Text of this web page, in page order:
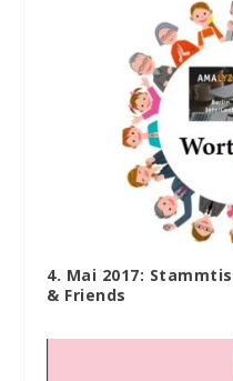
4. Mai 2017:
& Friends